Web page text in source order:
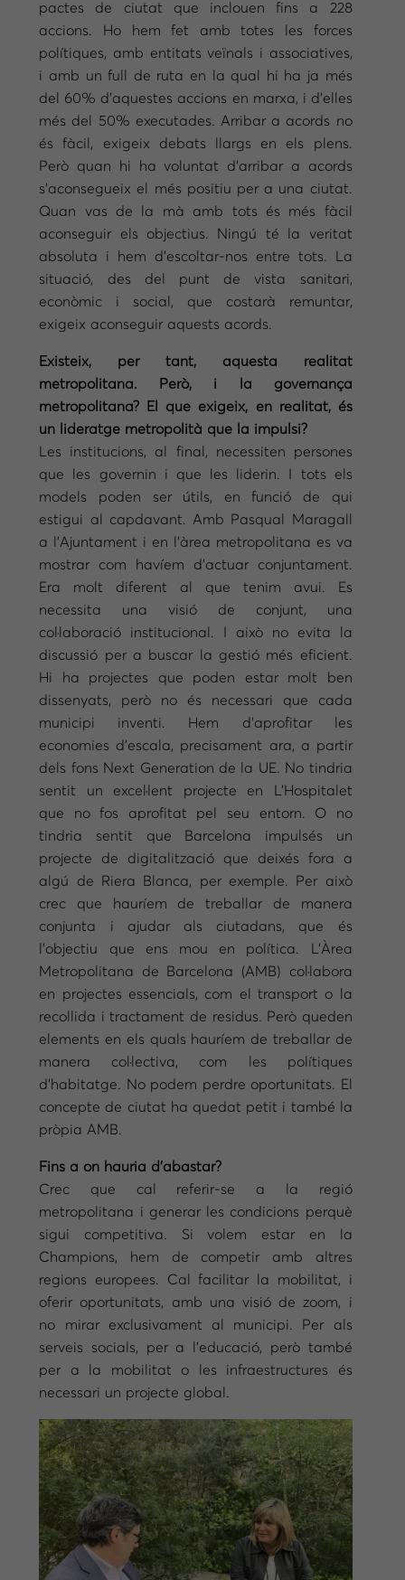
pactes de ciutat que inclouen fins a 228
accions. Ho hem fet amb totes les forces
polítiques, amb entitats veïnals i associatives,
i amb un full de ruta en la qual hi ha ja més
del 60% d’aquestes accions en marxa, i d’elles
més del 50% executades. Arribar a acords no
és fàcil, exigeix debats llargs en els plens.
Però quan hi ha voluntat d’arribar a acords
s’aconsegueix el més positiu per a una ciutat.
Quan vas de la mà amb tots és més fàcil
aconseguir els objectius. Ningú té la veritat
absoluta i hem d’escoltar-nos entre tots. La
situació, des del punt de vista sanitari,
econòmic i social, que costarà remuntar,
exigeix aconseguir aquests acords.
Existeix, per tant, aquesta realitat
metropolitana. Però, i la governança
metropolitana? El que exigeix, en realitat, és
un lideratge metropolità que la impulsi?
Les institucions, al final, necessiten persones
que les governin i que les liderin. I tots els
models poden ser útils, en funció de qui
estigui al capdavant. Amb Pasqual Maragall
a l’Ajuntament i en l’àrea metropolitana es va
mostrar com havíem d’actuar conjuntament.
Era molt diferent al que tenim avui. Es
necessita una visió de conjunt, una
col·laboració institucional. I això no evita la
discussió per a buscar la gestió més eficient.
Hi ha projectes que poden estar molt ben
dissenyats, però no és necessari que cada
municipi inventi. Hem d’aprofitar les
economies d’escala, precisament ara, a partir
dels fons Next Generation de la UE. No tindria
sentit un excel·lent projecte en L’Hospitalet
que no fos aprofitat pel seu entorn. O no
tindria sentit que Barcelona impulsés un
projecte de digitalització que deixés fora a
algú de Riera Blanca, per exemple. Per això
crec que hauríem de treballar de manera
conjunta i ajudar als ciutadans, que és
l’objectiu que ens mou en política. L’Àrea
Metropolitana de Barcelona (AMB) col·labora
en projectes essencials, com el transport o la
recollida i tractament de residus. Però queden
elements en els quals hauríem de treballar de
manera col·lectiva, com les polítiques
d’habitatge. No podem perdre oportunitats. El
concepte de ciutat ha quedat petit i també la
pròpia AMB.
Fins a on hauria d’abastar?
Crec que cal referir-se a la regió
metropolitana i generar les condicions perquè
sigui competitiva. Si volem estar en la
Champions, hem de competir amb altres
regions europees. Cal facilitar la mobilitat, i
oferir oportunitats, amb una visió de zoom, i
no mirar exclusivament al municipi. Per als
serveis socials, per a l’educació, però també
per a la mobilitat o les infraestructures és
necessari un projecte global.